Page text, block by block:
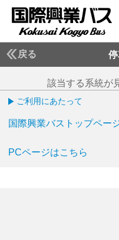
戻る
該当する系統が
ご利用にあたって
国際興業バストップペー
PCページはこちら